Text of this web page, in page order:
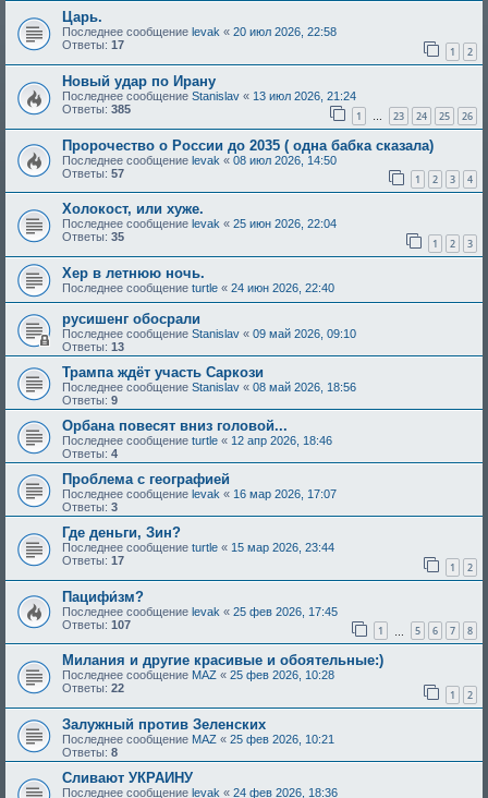
Царь.
Последнее сообщение levak « 20 июл 2026, 22:58
Ответы: 17 1 2
Новый удар по Ирану
Последнее сообщение Stanislav « 13 июл 2026, 21:24
Ответы: 385 1 … 23 24 25 26
Пророчество о России до 2035 ( одна бабка сказала)
Последнее сообщение levak « 08 июл 2026, 14:50
Ответы: 57 1 2 3 4
Холокост, или хуже.
Последнее сообщение levak « 25 июн 2026, 22:04
Ответы: 35 1 2 3
Хер в летнюю ночь.
Последнее сообщение turtle « 24 июн 2026, 22:40
русишенг обосрали
Последнее сообщение Stanislav « 09 май 2026, 09:10
Ответы: 13
Трампа ждёт участь Саркози
Последнее сообщение Stanislav « 08 май 2026, 18:56
Ответы: 9
Орбана повесят вниз головой...
Последнее сообщение turtle « 12 апр 2026, 18:46
Ответы: 4
Проблема с географией
Последнее сообщение levak « 16 мар 2026, 17:07
Ответы: 3
Где деньги, Зин?
Последнее сообщение turtle « 15 мар 2026, 23:44
Ответы: 17 1 2
Пацифи́зм?
Последнее сообщение levak « 25 фев 2026, 17:45
Ответы: 107 1 5 6 7 8
Милания и другие красивые и обоятельные:)
Последнее сообщение MAZ « 25 фев 2026, 10:28
Ответы: 22 1 2
Залужный против Зеленских
Последнее сообщение MAZ « 25 фев 2026, 10:21
Ответы: 8
Сливают УКРАИНУ
Последнее сообщение levak « 24 фев 2026, 18:36